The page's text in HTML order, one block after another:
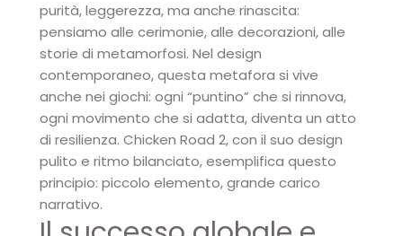
purità, leggerezza, ma anche rinascita:
pensiamo alle cerimonie, alle decorazioni, alle
storie di metamorfosi. Nel design
contemporaneo, questa metafora si vive
anche nei giochi: ogni “puntino” che si rinnova,
ogni movimento che si adatta, diventa un atto
di resilienza. Chicken Road 2, con il suo design
pulito e ritmo bilanciato, esemplifica questo
principio: piccolo elemento, grande carico
narrativo.